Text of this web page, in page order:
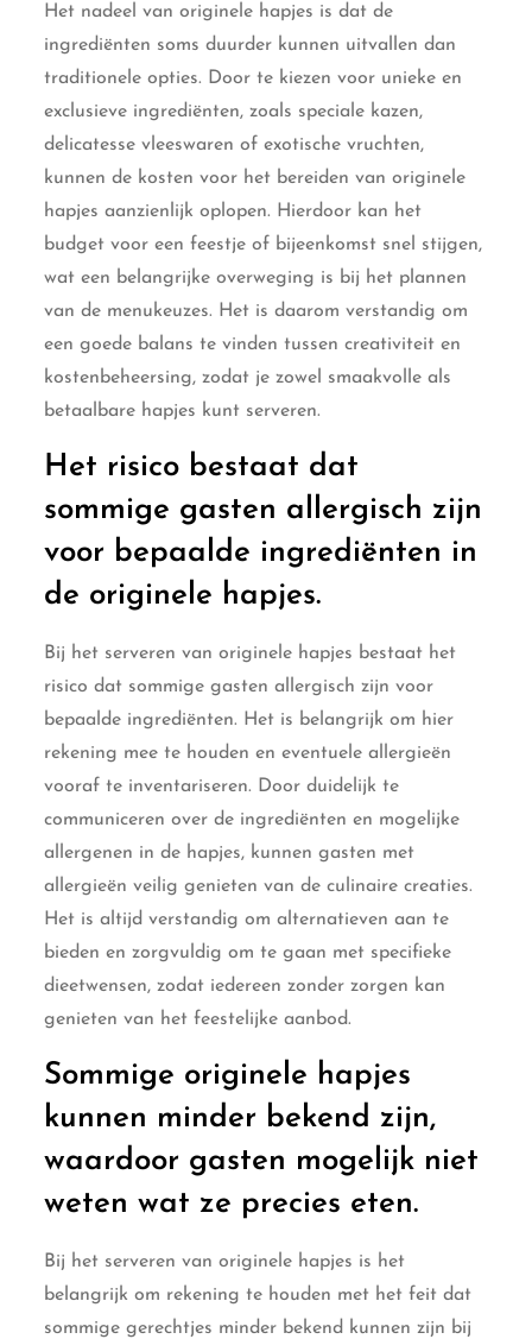
Het nadeel van originele hapjes is dat de
ingrediënten soms duurder kunnen uitvallen dan
traditionele opties. Door te kiezen voor unieke en
exclusieve ingrediënten, zoals speciale kazen,
delicatesse vleeswaren of exotische vruchten,
kunnen de kosten voor het bereiden van originele
hapjes aanzienlijk oplopen. Hierdoor kan het
budget voor een feestje of bijeenkomst snel stijgen,
wat een belangrijke overweging is bij het plannen
van de menukeuzes. Het is daarom verstandig om
een goede balans te vinden tussen creativiteit en
kostenbeheersing, zodat je zowel smaakvolle als
betaalbare hapjes kunt serveren.
Het risico bestaat dat
sommige gasten allergisch zijn
voor bepaalde ingrediënten in
de originele hapjes.
Bij het serveren van originele hapjes bestaat het
risico dat sommige gasten allergisch zijn voor
bepaalde ingrediënten. Het is belangrijk om hier
rekening mee te houden en eventuele allergieën
vooraf te inventariseren. Door duidelijk te
communiceren over de ingrediënten en mogelijke
allergenen in de hapjes, kunnen gasten met
allergieën veilig genieten van de culinaire creaties.
Het is altijd verstandig om alternatieven aan te
bieden en zorgvuldig om te gaan met specifieke
dieetwensen, zodat iedereen zonder zorgen kan
genieten van het feestelijke aanbod.
Sommige originele hapjes
kunnen minder bekend zijn,
waardoor gasten mogelijk niet
weten wat ze precies eten.
Bij het serveren van originele hapjes is het
belangrijk om rekening te houden met het feit dat
sommige gerechtjes minder bekend kunnen zijn bij